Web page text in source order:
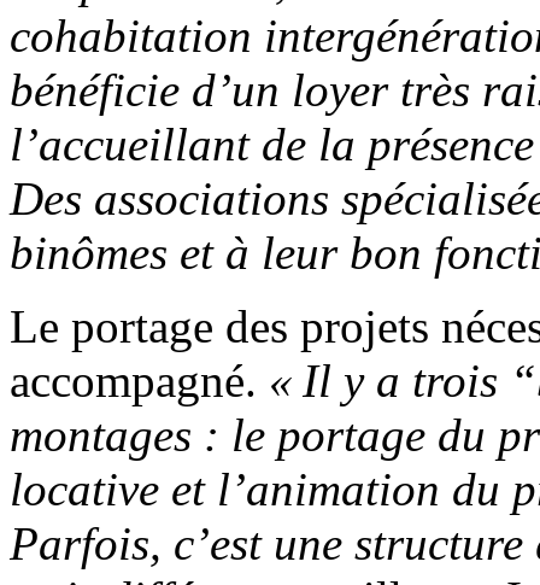
cohabitation
bénéficie d’un loyer très
l’accueillant de la
Des associations
binômes et à leur bon
Le portage des projets
accompagné. « Il y a trois
montages : le portage du
locative et l’animation du
Parfois, c’est une